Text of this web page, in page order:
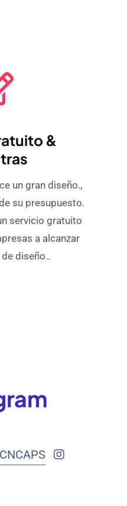
&
un gran diseño.,
su presupuesto.
servicio gratuito
a alcanzar
diseño..